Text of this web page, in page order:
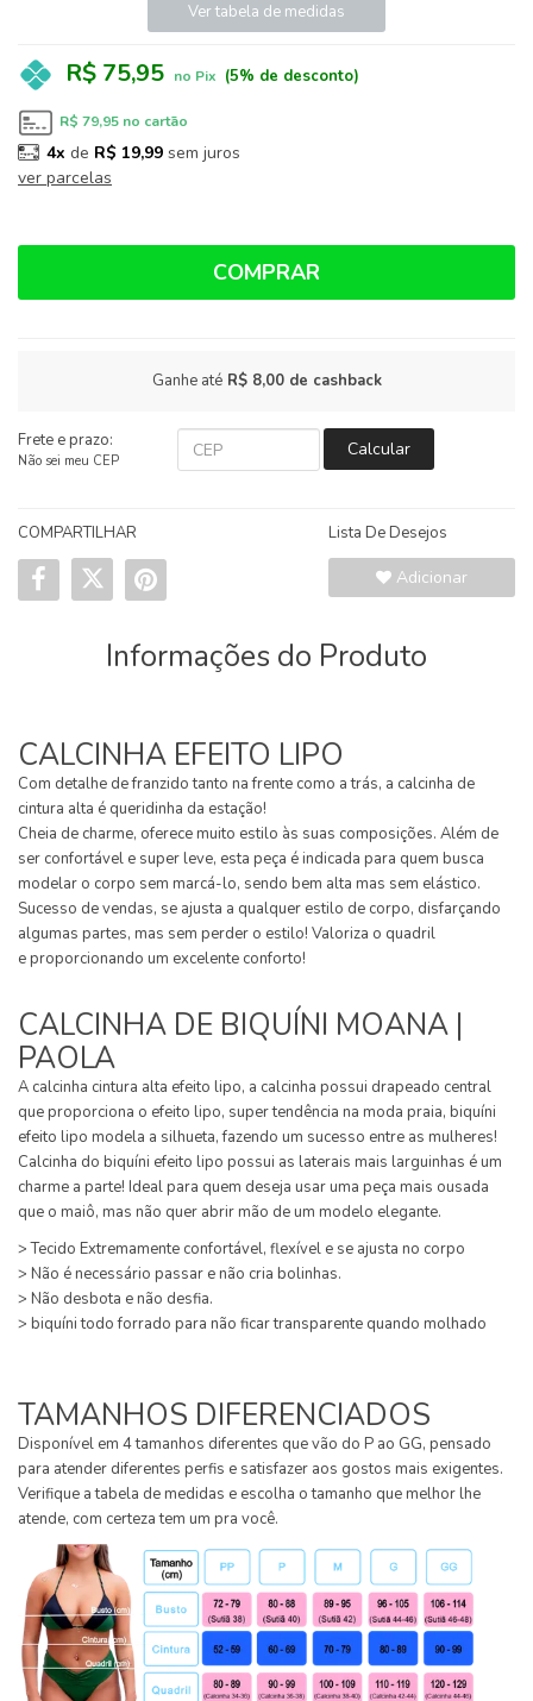
Ver tabela de medidas
R$ 75,95 no Pix (5% de desconto)
R$ 79,95 no cartão
4x de R$ 19,99 sem juros
ver parcelas
COMPRAR
Ganhe atéR$ 8,00de cashback
Frete e prazo:
Não sei meu CEP
Calcular
COMPARTILHAR Lista De Desejos
Adicionar
Informações do Produto
CALCINHA EFEITO LIPO
Com detalhe de franzido tanto na frente como a trás, a calcinha de
cintura alta é queridinha da estação!
Cheia de charme, oferece muito estilo às suas composições. Além de
ser confortável e super leve, esta peça é indicada para quem busca
modelar o corpo sem marcá-lo, sendo bem alta mas sem elástico.
Sucesso de vendas, se ajusta a qualquer estilo de corpo, disfarçando
algumas partes, mas sem perder o estilo! Valoriza o quadril
e proporcionando um excelente conforto!
CALCINHA DE BIQUÍNI MOANA |
PAOLA
A calcinha cintura alta efeito lipo, a calcinha possui drapeado central
que proporciona o efeito lipo, super tendência na moda praia, biquíni
efeito lipo modela a silhueta, fazendo um sucesso entre as mulheres!
Calcinha do biquíni efeito lipo possui as laterais mais larguinhas é um
charme a parte! Ideal para quem deseja usar uma peça mais ousada
que o maiô, mas não quer abrir mão de um modelo elegante.
> Tecido Extremamente confortável, flexível e se ajusta no corpo
> Não é necessário passar e não cria bolinhas.
> Não desbota e não desfia.
> biquíni todo forrado para não ficar transparente quando molhado
TAMANHOS DIFERENCIADOS
Disponível em 4 tamanhos diferentes que vão do P ao GG, pensado
para atender diferentes perfis e satisfazer aos gostos mais exigentes.
Verifique a tabela de medidas e escolha o tamanho que melhor lhe
atende, com certeza tem um pra você.